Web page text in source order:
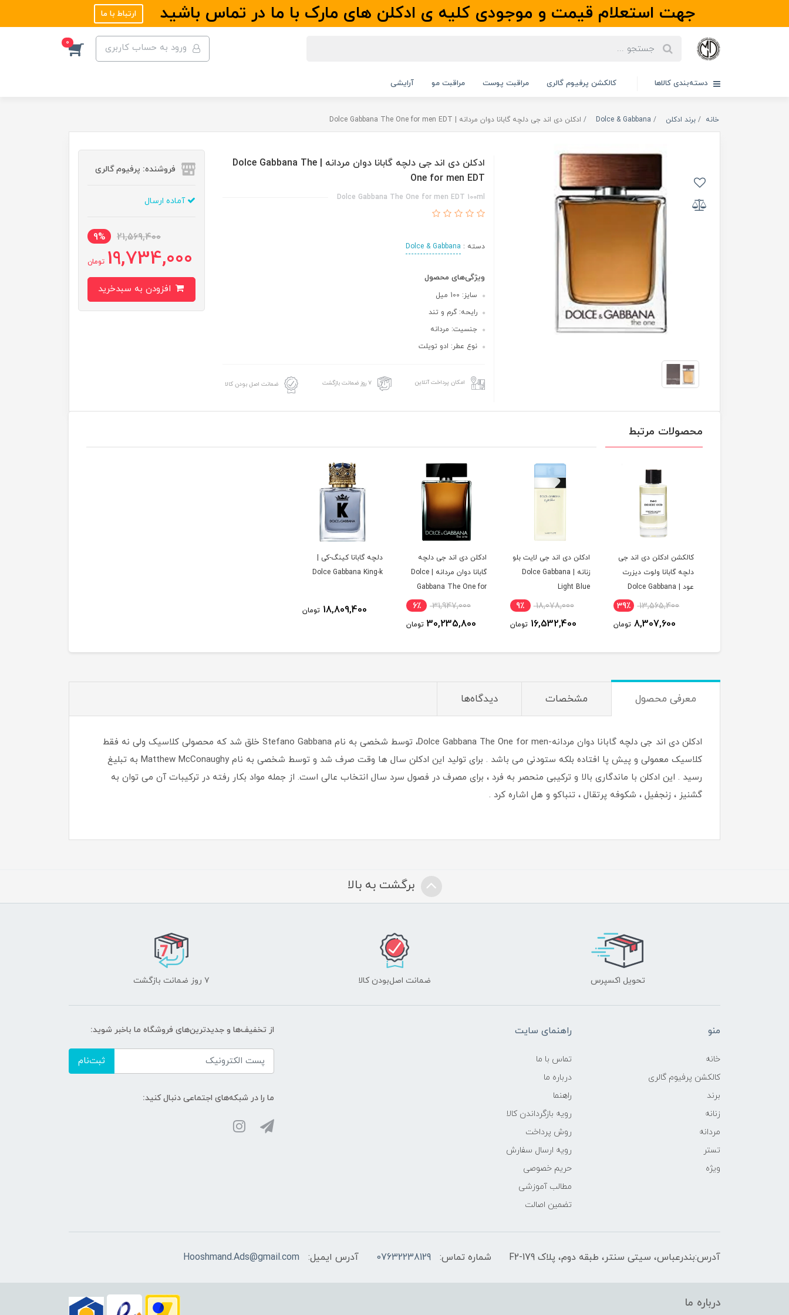
جهت استعلام قیمت و موجودی کلیه ی ادکلن های مارک با ما در تماس باشید ارتباط با ما
ورود به حساب کاربری 0
دسته‌بندی کالاها کالکشن پرفیوم گالری مراقبت پوست مراقبت مو آرایشی
خانه برند ادکلن Dolce & Gabbana ادکلن دی اند جی دلچه گابانا دوان مردانه | Dolce Gabbana The One for men EDT
ادکلن دی اند جی دلچه گابانا دوان مردانه | Dolce Gabbana The
One for men EDT
Dolce Gabbana The One for men EDT 100ml
دسته : Dolce & Gabbana
ویژگی‌های محصول
سایز: 100 میل
رایحه: گرم و تند
جنسیت: مردانه
نوع عطر: ادو تویلت
امکان پرداخت آنلاین ۷ روز ضمانت بازگشت ضمانت اصل بودن کالا
فروشنده: پرفیوم گالری
آماده ارسال
21,569,400
9%
19,734,000 تومان
محصولات مرتبط
کالکشن ادکلن دی اند جی
دلچه گابانا ولوت دیزرت
عود | Dolce Gabbana
Velvet Desert Oud
13,565,400 39٪
8,307,600 تومان
ادکلن دی اند جی لایت بلو
زنانه | Dolce Gabbana
Light Blue
18,078,000 9٪
16,532,400 تومان
ادکلن دی اند جی دلچه
گابانا دوان مردانه | Dolce
Gabbana The One for
31,947,000 6٪
30,235,800 تومان
دلچه گابانا کینگ-کی |
Dolce Gabbana King-k
18,809,400 تومان
معرفی محصول مشخصات دیدگاه‌ها
ادکلن دی اند جی دلچه گابانا دوان مردانه-Dolce Gabbana The One for men، توسط شخصی به نام Stefano Gabbana خلق شد که محصولی کلاسیک ولی نه فقط
کلاسیک معمولی و پیش پا افتاده بلکه ستودنی می باشد . برای تولید این ادکلن سال ها وقت صرف شد و توسط شخصی به نام Matthew McConaughy به تبلیغ
رسید . این ادکلن با ماندگاری بالا و ترکیبی منحصر به فرد ، برای مصرف در فصول سرد سال انتخاب عالی است. از جمله مواد بکار رفته در ترکیبات آن می توان به
گشنیز ، زنجفیل ، شکوفه پرتقال ، تنباکو و هل اشاره کرد .
برگشت به بالا
تحویل اکسپرس ضمانت اصل‌بودن کالا ۷ روز ضمانت بازگشت
منو
خانه
کالکشن پرفیوم گالری
برند
زنانه
مردانه
تستر
ویژه
راهنمای سایت
تماس با ما
درباره ما
راهنما
رویه‌ بازگرداندن کالا
روش پرداخت
رویه ارسال سفارش
حریم خصوصی
مطالب آموزشی
تضمین اصالت
از تخفیف‌ها و جدیدترین‌های فروشگاه ما باخبر شوید:
ثبت‌نام
ما را در شبکه‌های اجتماعی دنبال کنید:
آدرس:بندرعباس، سیتی سنتر، طبقه دوم، پلاک F2-179 شماره تماس: 07632238129 آدرس ایمیل: Hooshmand.Ads@gmail.com
درباره ما